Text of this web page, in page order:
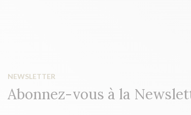
NEWSLETTER
Abonnez-vous à la